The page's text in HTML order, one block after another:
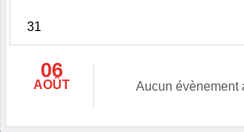
31
06
AOÛT Aucun évènement